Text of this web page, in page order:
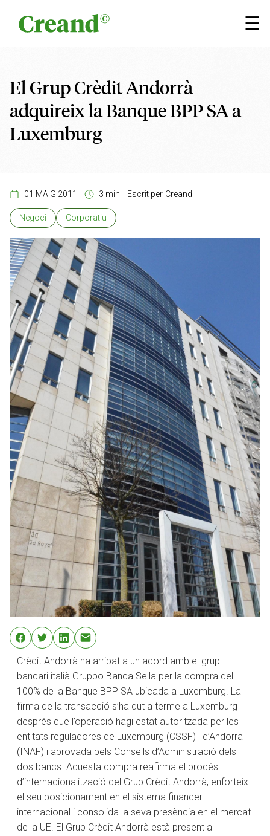
☰
×
El Grup Crèdit Andorrà
adquireix la Banque BPP SA a
Luxemburg
01 MAIG 2011 3 min Escrit per Creand
Negoci Corporatiu
Crèdit Andorrà ha arribat a un acord amb el grup
bancari italià Gruppo Banca Sella per la compra del
100% de la Banque BPP SA ubicada a Luxemburg. La
firma de la transacció s’ha dut a terme a Luxemburg
després que l’operació hagi estat autoritzada per les
entitats reguladores de Luxemburg (CSSF) i d’Andorra
(INAF) i aprovada pels Consells d’Administració dels
dos bancs. Aquesta compra reafirma el procés
d’internacionalització del Grup Crèdit Andorrà, enforteix
el seu posicionament en el sistema financer
internacional i consolida la seva presència en el mercat
de la UE. El Grup Crèdit Andorrà està present a